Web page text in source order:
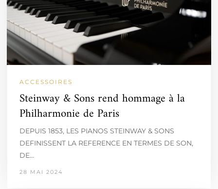
ACCESSOIRES
Steinway & Sons rend hommage à la
Philharmonie de Paris
DEPUIS 1853, LES PIANOS STEINWAY & SONS
DEFINISSENT LA REFERENCE EN TERMES DE SON,
DE…
28 MAI 2024